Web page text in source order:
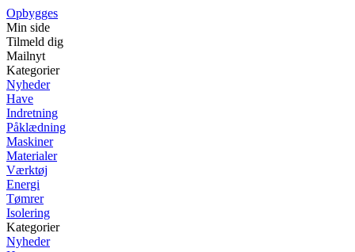
Opbygges
Min side
Tilmeld dig
Mailnyt
Kategorier
Nyheder
Have
Indretning
Påklædning
Maskiner
Materialer
Værktøj
Energi
Tømrer
Isolering
Kategorier
Nyheder